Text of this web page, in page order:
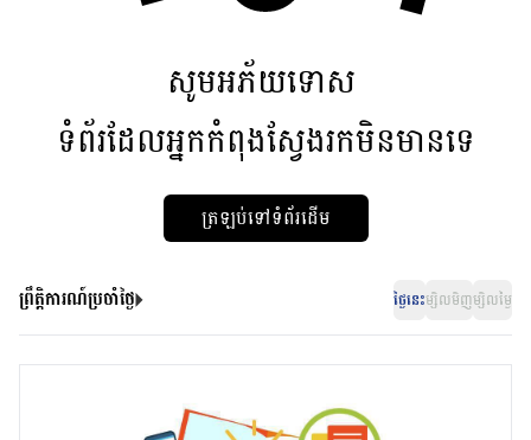
សូមអភ័យទោស
ទំព័រដែលអ្នកកំពុងស្វែងរកមិនមានទេ
ត្រឡប់ទៅទំព័រដើម
ព្រឹត្តិការណ៍ប្រចាំថ្ងៃ ថ្ងៃនេះម្សិលមិញម្សិលម្ងៃ